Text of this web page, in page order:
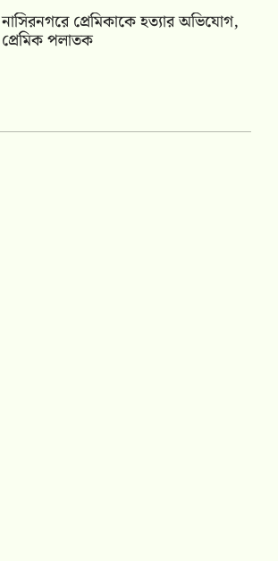
নাসিরনগরে প্রেমিকাকে হত্যার অভিযোগ,
প্রেমিক পলাতক